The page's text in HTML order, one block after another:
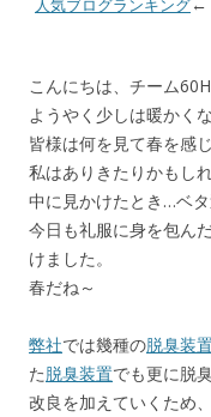
o
k
a
人気ブログランキング
こんにちは、チーム
ようやく少しは暖かく
皆様は何を見て春を感
私はありきたりかもし
中に見かけたとき…ベ
今日も礼服に身を包ん
けました。
春だね～
弊社では幾種の脱臭装
た脱臭装置でも更に脱
改良を加えていくため、